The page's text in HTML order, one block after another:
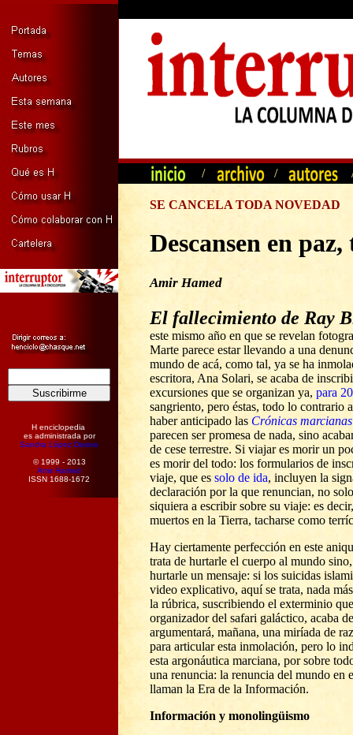
H enciclopedia
es administrada por
Sandra López Desivo
© 1999 - 2013
Amir Hamed
ISSN 1688-1672
/ /
SE CANCELA TODA NOVEDAD
Descansen en
Amir Hamed
El fallecimiento de Ray
este mismo año en que se revelan
Marte parece estar llevando a una
mundo de acá, como tal, ya se ha
escritora, Ana Solari, se acaba de
excursiones que se organizan ya, para
sangriento, pero éstas, todo lo contrario
haber anticipado las Crónicas marcianas
parecen ser promesa de nada, sino
de cese terrestre. Si viajar es morir un
es morir del todo: los formularios de
viaje, que es solo de ida, incluyen la
declaración por la que renuncian, no so
siquiera a escribir sobre su viaje: es
muertos en la Tierra, tacharse como
Hay ciertamente perfección en este
trata de hurtarle el cuerpo al mundo
hurtarle un mensaje: si los suicidas
video explicativo, aquí se trata, nada
la rúbrica, suscribiendo el exterminio
organizador del safari galáctico, acaba
argumentará, mañana, una miríada de
para articular esta inmolación, pero lo
esta argonáutica marciana, por sobre
una renuncia: la renuncia del mundo en
llaman la Era de la Información.
Información y monolingüismo